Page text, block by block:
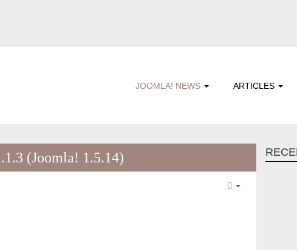
JOOMLA! NEWS ARTICLES
(Joomla! 1.5.14)